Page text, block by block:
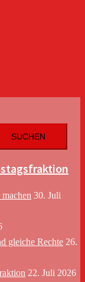
30. Juli
gleiche Rechte 26.
22. Juli 2026